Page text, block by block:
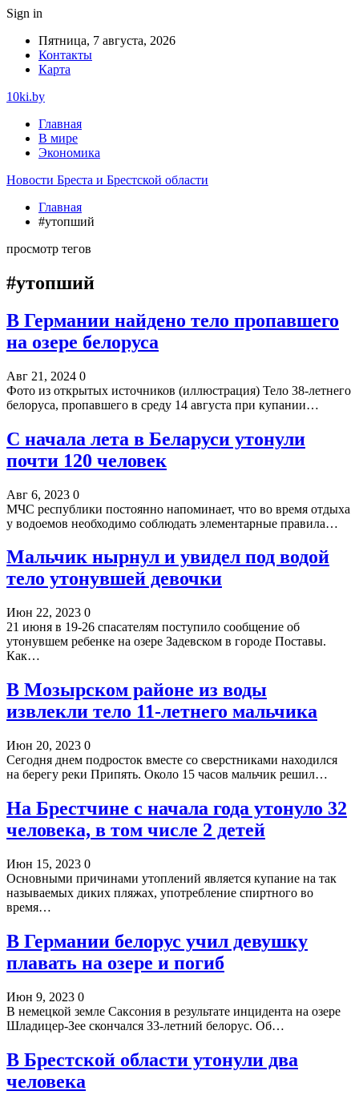
Sign in
Пятница, 7 августа, 2026
Контакты
Карта
10ki.by
Главная
В мире
Экономика
Новости Бреста и Брестской области
Главная
#утопший
просмотр тегов
#утопший
В Германии найдено тело пропавшего
на озере белоруса
Авг 21, 2024 0
Фото из открытых источников (иллюстрация) Тело 38-летнего
белоруса, пропавшего в среду 14 августа при купании…
С начала лета в Беларуси утонули
почти 120 человек
Авг 6, 2023 0
МЧС республики постоянно напоминает, что во время отдыха
у водоемов необходимо соблюдать элементарные правила…
Мальчик нырнул и увидел под водой
тело утонувшей девочки
Июн 22, 2023 0
21 июня в 19-26 спасателям поступило сообщение об
утонувшем ребенке на озере Задевском в городе Поставы.
Как…
В Мозырском районе из воды
извлекли тело 11-летнего мальчика
Июн 20, 2023 0
Сегодня днем подросток вместе со сверстниками находился
на берегу реки Припять. Около 15 часов мальчик решил…
На Брестчине с начала года утонуло 32
человека, в том числе 2 детей
Июн 15, 2023 0
Основными причинами утоплений является купание на так
называемых диких пляжах, употребление спиртного во
время…
В Германии белорус учил девушку
плавать на озере и погиб
Июн 9, 2023 0
В немецкой земле Саксония в результате инцидента на озере
Шладицер-Зее скончался 33-летний белорус. Об…
В Брестской области утонули два
человека